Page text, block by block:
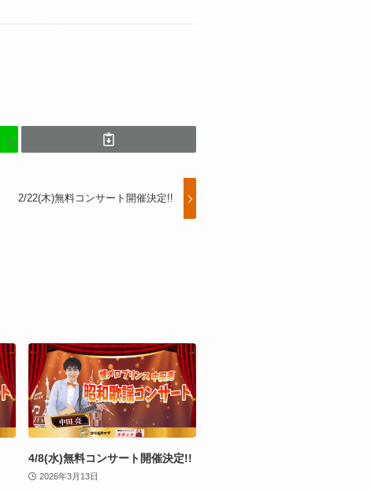
2/22(木)無料コンサート開催決定!!
4/8(水)無料コンサート開催決定!!
2026年3月13日